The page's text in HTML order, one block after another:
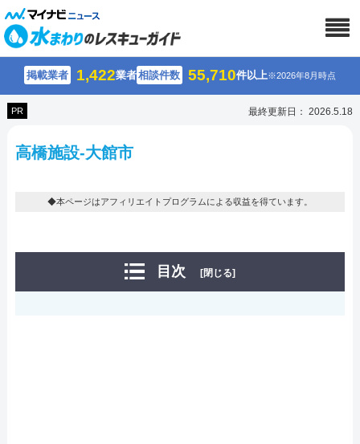
掲載業者 1,422業者相談件数 55,710件以上※2026年8月時点
PR 最終更新日： 2026.5.18
高橋施設-大館市
◆本ページはアフィリエイトプログラムによる収益を得ています。
目次 [閉じる]